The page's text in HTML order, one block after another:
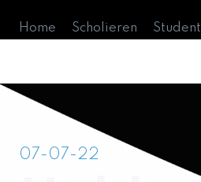
Home Scholieren
07-07-22